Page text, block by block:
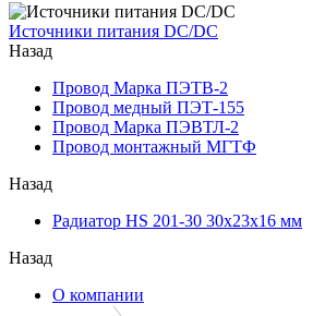
Источники питания DC/DC
Назад
Провод Марка ПЭТВ-2
Провод медный ПЭТ-155
Провод Марка ПЭВТЛ-2
Провод монтажный МГТФ
Назад
Радиатор HS 201-30 30х23х16 мм
Назад
О компании